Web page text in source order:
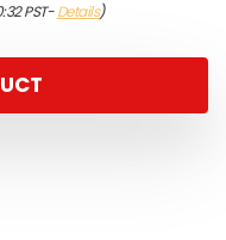
PST-Details)